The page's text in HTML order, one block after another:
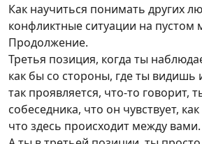
Как научиться понимать других
конфликтные ситуации на пустом
Продолжение.
Третья позиция, когда ты
как бы со стороны, где ты видишь
так проявляется, что-то говорит,
собеседника, что он чувствует,
что здесь происходит между вами.